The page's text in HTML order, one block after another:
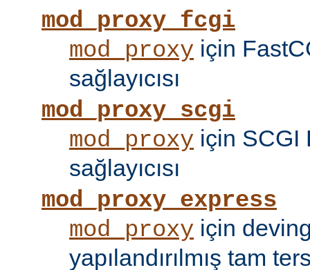
mod_proxy_fcgi
mod_proxy için
sağlayıcısı
mod_proxy_scgi
mod_proxy için SCGI
sağlayıcısı
mod_proxy_express
mod_proxy için
yapılandırılmış tam